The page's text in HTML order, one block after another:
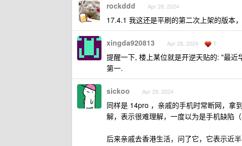
rockddd Apr 28, 2024
17.4.1 我这还是平刷的第二次上架的版本
xingda920813 Apr 28, 2024 1
提醒一下, 楼上某位就是开逆天贴的: "最
第一.
sickoo Apr 28, 2024
同样是 14pro ，亲戚的手机时常断网，拿
解，表示很难理解，一度以为是手机缺陷
后来亲戚去香港生活，问了它，它表示近